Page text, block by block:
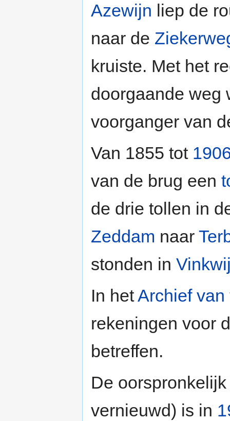
Azewijn liep de
naar de
kruiste. Met het
doorgaande weg
voorganger van
Van 1855 tot
van de brug een
de drie tollen in
Zeddam naar
stonden in
In hetArchief van
rekeningen voor
betreffen.
De
vernieuwd) is in